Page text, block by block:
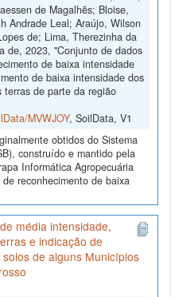
de Magalhẽs; Bloise,
Andrade Leal; Araújo, Wilson
de; Lima, Therezinha da
de, 2023, "Conjunto de dados
de baixa intensidade
de baixa intensidade dos
de parte da região
MVWJOY, SoilData, V1
obtidos do Sistema
construído e mantido pela
Informática Agropecuária
reconhecimento de baixa
média intensidade,
e indicação de
de alguns Municípios